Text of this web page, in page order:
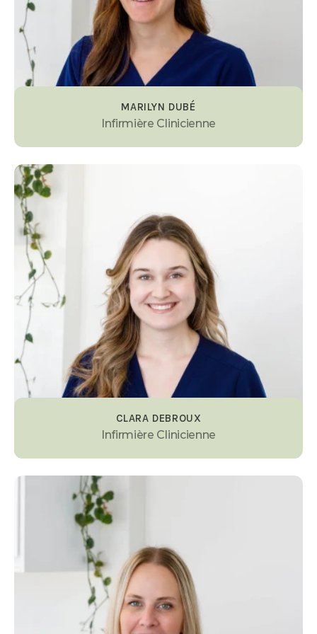
MARILYN DUBÉ
Infirmière Clinicienne
CLARA DEBROUX
Infirmière Clinicienne